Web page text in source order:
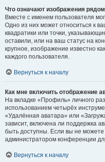
Что означают изображения
Вместе с именем пользователя
Одно из них может относиться к
квадратики или точки,
оставили, или на ваш статус на
крупное, изображение известно
каждого пользователя.
Вернуться к началу
Как мне включить отображение
На вкладке «Профиль» личного
использованием четырёх
«Удалённая аватара» или
зависит, включена ли поддержка
быть доступны. Если вы не можете
администратором конференции
Вернуться к началу